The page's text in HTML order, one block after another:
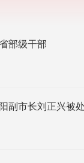
部级干部
副市长刘正兴被